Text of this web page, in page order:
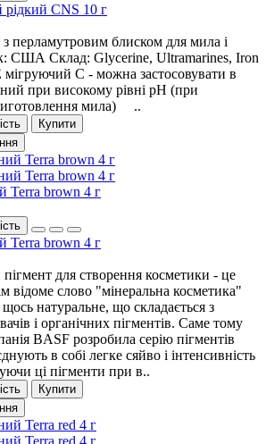
CNS 10 г
перламутровим блиском для мила і
США Склад: Glycerine, Ultramarines, Iron
C - можна застосовувати в
при високому рівні рН (при
мила) ..
Купити
Terra brown 4 г
Terra brown 4 г
для створення косметики - це
відоме слово "мінеральна косметика"
натуральне, що складається з
і органічних пігментів. Саме тому
BASF розробила серію пігментів
в собі легке сяйво і інтенсивність
ці пігменти при в..
Купити